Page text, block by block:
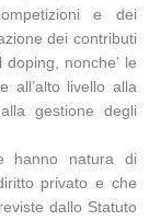
e dei
dei contributi
nonche’ le
all’alto livello alla
gestione degli
hanno natura di
privato e che
dallo Statuto